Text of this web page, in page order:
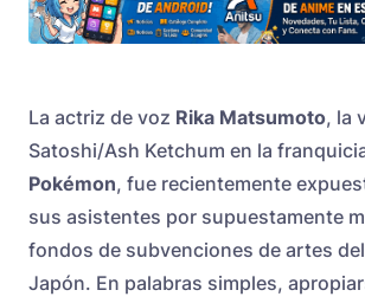
La actriz de voz Rika Matsumoto, la
Satoshi/Ash Ketchum en la
Pokémon, fue recientemente
sus asistentes por supuestamente
fondos de subvenciones de artes
Japón. En palabras simples,